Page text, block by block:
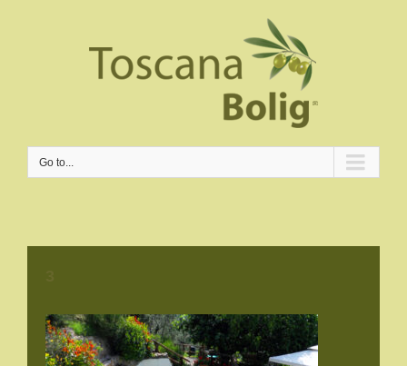
Go to...